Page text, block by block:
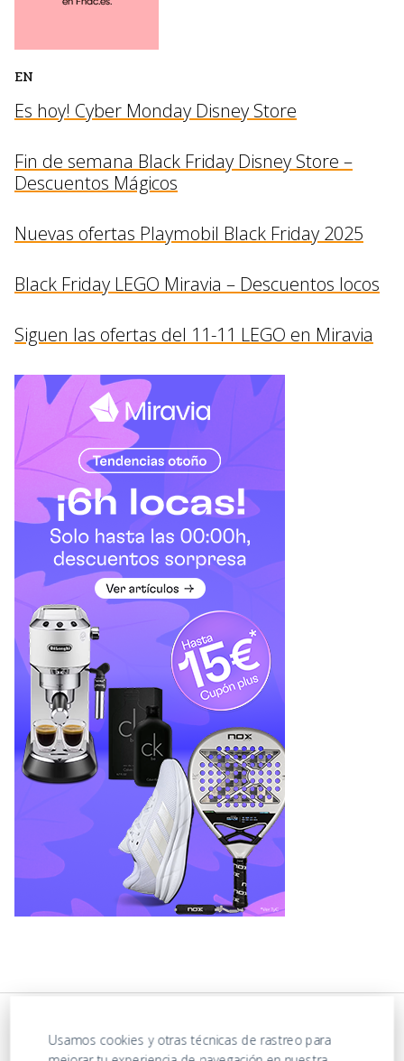
EN
Es hoy! Cyber Monday Disney Store
Fin de semana Black Friday Disney Store –
Descuentos Mágicos
Nuevas ofertas Playmobil Black Friday 2025
Black Friday LEGO Miravia – Descuentos locos
Siguen las ofertas del 11-11 LEGO en Miravia
Usamos cookies y otras técnicas de rastreo para